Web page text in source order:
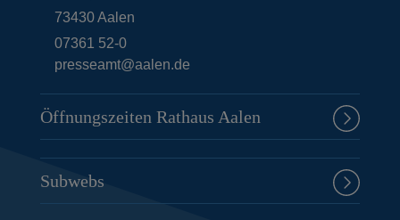
73430Aalen
07361 52-0
presseamt@aalen.de
Öffnungszeiten Rathaus Aalen
Subwebs